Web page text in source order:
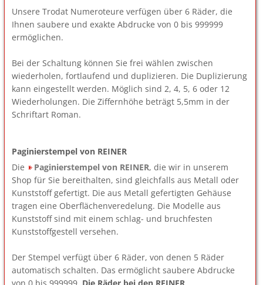
Unsere Trodat Numeroteure verfügen über 6 Räder, die
Ihnen saubere und exakte Abdrucke von 0 bis 999999
ermöglichen.
Bei der Schaltung können Sie frei wählen zwischen
wiederholen, fortlaufend und duplizieren. Die Duplizierung
kann eingestellt werden. Möglich sind 2, 4, 5, 6 oder 12
Wiederholungen. Die Ziffernhöhe beträgt 5,5mm in der
Schriftart Roman.
Paginierstempel von REINER
Die
Paginierstempel von REINER, die wir in unserem
Shop für Sie bereithalten, sind gleichfalls aus Metall oder
Kunststoff gefertigt. Die aus Metall gefertigten Gehäuse
tragen eine Oberflächenveredelung. Die Modelle aus
Kunststoff sind mit einem schlag- und bruchfesten
Kunststoffgestell versehen.
Der Stempel verfügt über 6 Räder, von denen 5 Räder
automatisch schalten. Das ermöglicht saubere Abdrucke